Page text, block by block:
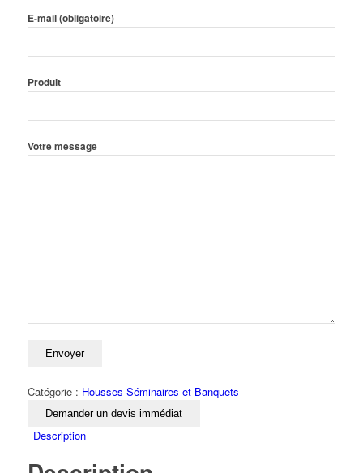
E-mail (obligatoire)
Produit
Votre message
Catégorie : Housses Séminaires et Banquets
Demander un devis immédiat
Description